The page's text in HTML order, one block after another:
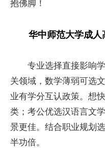
抱佛脚！
华中师范大学成人
专业选择直接影响
关领域，数学薄弱可选
业有学分互认政策。想
类；考公优选汉语言文
景更佳。结合职业规划
半功倍。